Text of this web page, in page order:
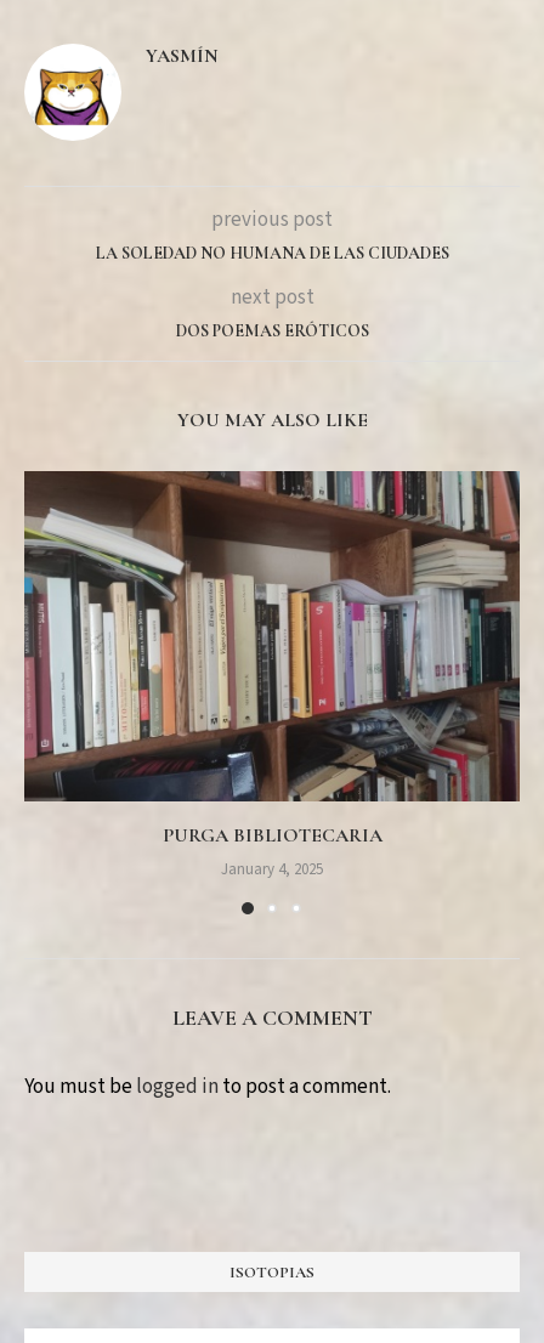
YASMÍN
previous post
LA SOLEDAD NO HUMANA DE LAS CIUDADES
next post
DOS POEMAS ERÓTICOS
YOU MAY ALSO LIKE
PURGA BIBLIOTECARIA
January 4, 2025
LEAVE A COMMENT
You must belogged in to post a comment.
ISOTOPIAS